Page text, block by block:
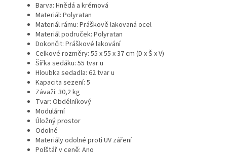
Barva: Hnědá a krémová
Materiál: Polyratan
Materiál rámu: Práškově lakovaná ocel
Materiál područek: Polyratan
Dokončit: Práškové lakování
Celkové rozměry: 55 x 55 x 37 cm (D x Š x V)
Šířka sedáku: 55 tvar u
Hloubka sedadla: 62 tvar u
Kapacita sezení: 5
Závaží: 30,2 kg
Tvar: Obdélníkový
Modulární
Úložný prostor
Odolné
Materiály odolné proti UV záření